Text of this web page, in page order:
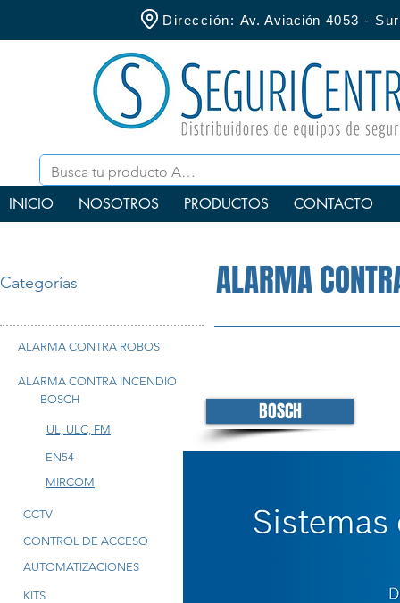
Dirección: Av. Aviación 4053 -
INICIO NOSOTROS PRODUCTOS CONTACTO
Categorías ALARMA
ALARMA CONTRA ROBOS
ALARMA CONTRA INCENDIO
BOSCH
UL, ULC, FM
BOSCH
EN54
CCTV
CONTROL DE ACCESO
AUTOMATIZACIONES
KITS
MIRCOM